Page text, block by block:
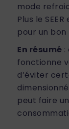
mode
Plus le
pour un
En résumé
fonctionne
d’éviter
peut faire